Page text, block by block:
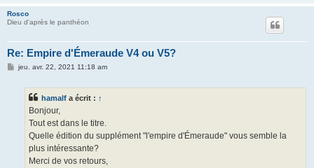
Rosco
Dieu d'après le panthéon
Re: Empire d'Émeraude V4 ou V5?
Mjeu. avr. 22, 2021 11:18 am
hamalf a écrit : ↑
Bonjour,
Tout est dans le titre.
Quelle édition du supplément "l'empire d'Émeraude" vous semble la
plus intéressante?
Merci de vos retours,